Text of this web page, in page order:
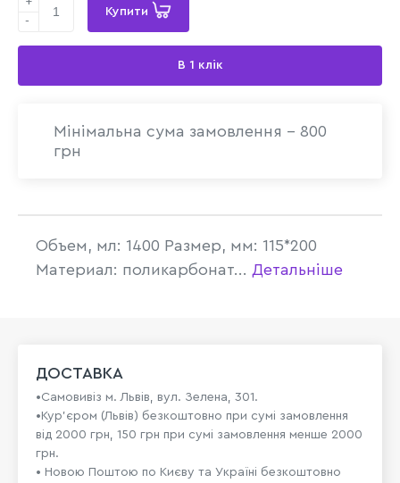
-
Купити
В 1 клік
Мінімальна сума замовлення - 800
грн
Объем, мл: 1400 Размер, мм: 115*200
Материал: поликарбонат... Детальніше
ДОСТАВКА
•Самовивіз м. Львів, вул. Зелена, 301.
•Кур'єром (Львів) безкоштовно при сумі замовлення
від 2000 грн, 150 грн при сумі замовлення менше 2000
грн.
• Новою Поштою по Києву та Україні безкоштовно